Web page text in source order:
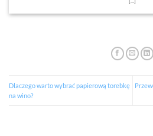
Dlaczego warto wybrać papierową torebkę
na wino?